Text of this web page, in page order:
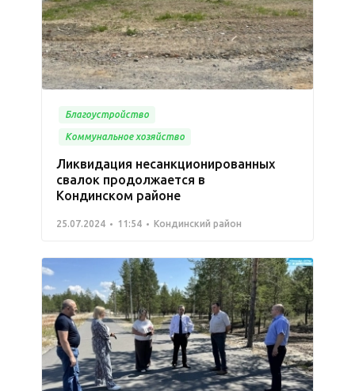
Благоустройство
Коммунальное хозяйство
Ликвидация несанкционированных
свалок продолжается в
Кондинском районе
25.07.2024 11:54 Кондинский район